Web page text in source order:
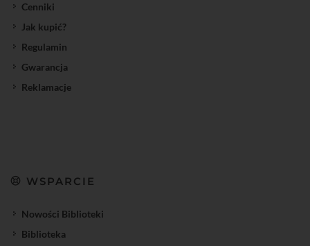
Cenniki
Jak kupić?
Regulamin
Gwarancja
Reklamacje
WSPARCIE
Nowości Biblioteki
Biblioteka